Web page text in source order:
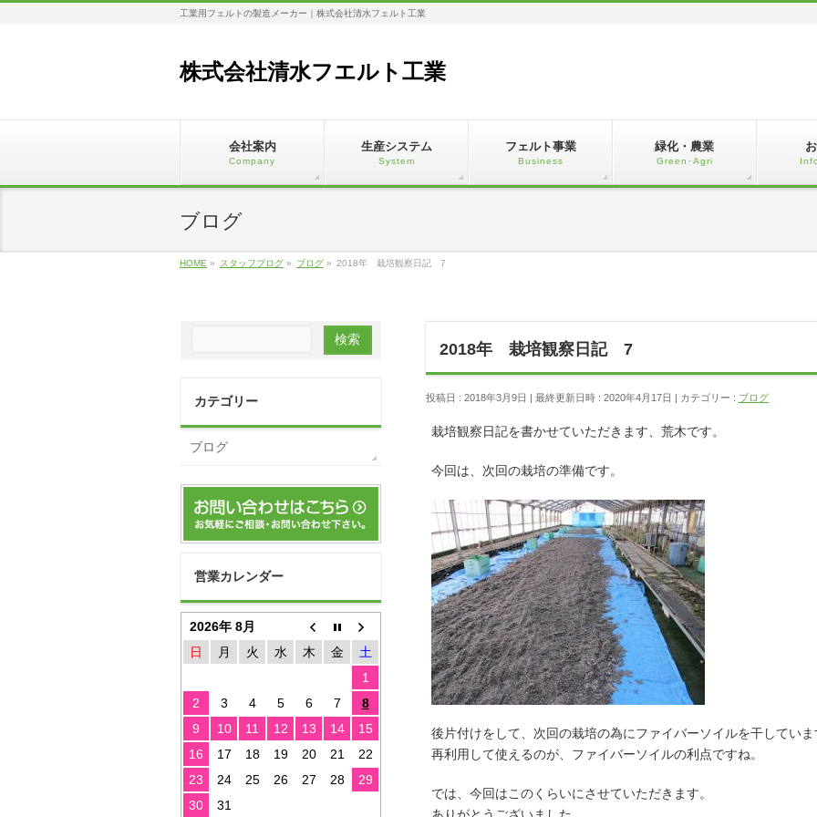
工業用フェルトの製造メーカー｜株式会社清水フェルト工業
株式会社清水フエルト工業
会社案内
Company
生産システム
System
フェルト事業
Business
緑化・農業
Green･Agri
ブログ
HOME » スタッフブログ » ブログ » 2018年 栽培観察日記 7
2018年 栽培観察日記 7
投稿日 : 2018年3月9日 最終更新日時 : 2020年4月17日 カテゴリー : ブログ
栽培観察日記を書かせていただきます、荒木です。
今回は、次回の栽培の準備です。
後片付けをして、次回の栽培の為にファイバーソイルを干していま
再利用して使えるのが、ファイバーソイルの利点ですね。
では、今回はこのくらいにさせていただきます。
カテゴリー
ブログ
営業カレンダー
2026年 8月
日
月 火 水 木 金
土
1
2
3 4 5 6 7
8
9
10 11 12 13 14
15
16
17 18 19 20 21
22
23
24 25 26 27 28
29
30
31